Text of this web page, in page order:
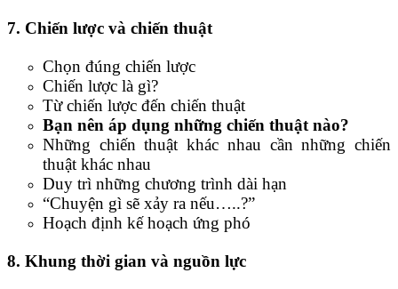
7. Chiến lược và chiến thuật
Chọn đúng chiến lược
Chiến lược là gì?
Từ chiến lược đến chiến thuật
Bạn nên áp dụng những chiến thuật nào?
Những chiến thuật khác nhau cần những chiến
thuật khác nhau
Duy trì những chương trình dài hạn
“Chuyện gì sẽ xảy ra nếu…..?”
Hoạch định kế hoạch ứng phó
8. Khung thời gian và nguồn lực